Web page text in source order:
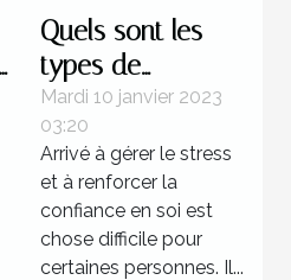
Quels sont les
types de
formation pour
devenir un
sophrologue ?
Mardi 10 janvier 2023
03:20
Arrivé à gérer le stress
et à renforcer la
confiance en soi est
chose difficile pour
certaines personnes. Il...